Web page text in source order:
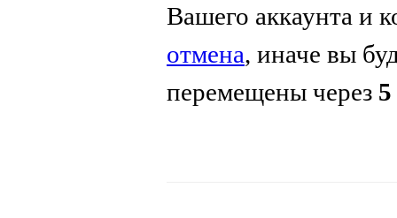
Вашего аккаунта и
отмена, иначе вы
перемещены через